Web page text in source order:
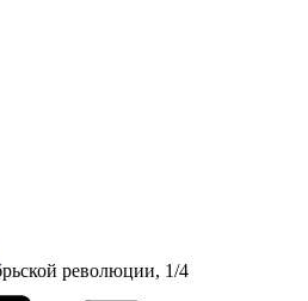
революции, 1/4